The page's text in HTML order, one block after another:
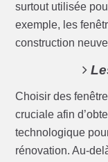
surtout utilisée
exemple, les
construction
Choisir des
cruciale afin
technologique
rénovation. Au-